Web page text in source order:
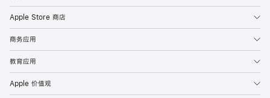
Apple Store 商店
商务应用
教育应用
Apple 价值观